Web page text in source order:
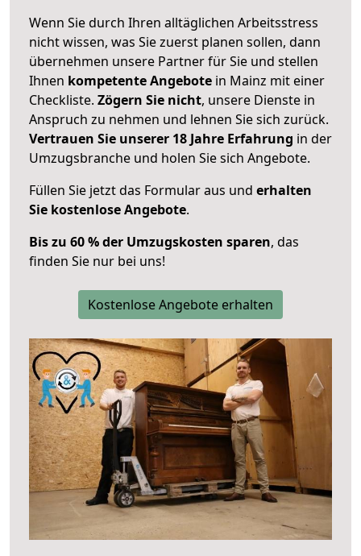
Wenn Sie durch Ihren alltäglichen Arbeitsstress
nicht wissen, was Sie zuerst planen sollen, dann
übernehmen unsere Partner für Sie und stellen
Ihnen kompetente Angebote in Mainz mit einer
Checkliste. Zögern Sie nicht, unsere Dienste in
Anspruch zu nehmen und lehnen Sie sich zurück.
Vertrauen Sie unserer 18 Jahre Erfahrung in der
Umzugsbranche und holen Sie sich Angebote.
Füllen Sie jetzt das Formular aus und erhalten
Sie kostenlose Angebote.
Bis zu 60 % der Umzugskosten sparen, das
finden Sie nur bei uns!
Kostenlose Angebote erhalten